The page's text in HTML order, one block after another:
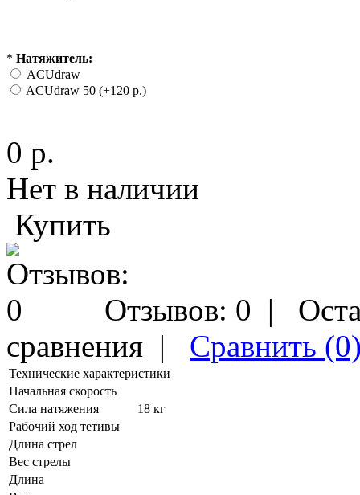
* Натяжитель:
ACUdraw
ACUdraw 50 (+120 р.)
0 р.
Нет в наличии
Купить
Отзывов: 0 |
сравнения | Сравнить
Технические характеристики
Начальная скорость
Сила натяжения
18 кг
Рабочий ход тетивы
Длина стрел
Вес стрелы
Длина